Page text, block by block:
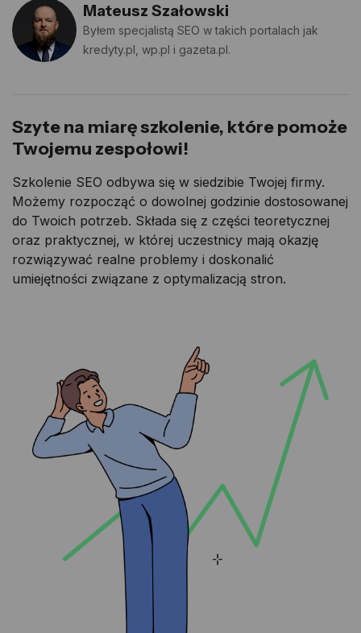
Mateusz Szałowski
Byłem specjalistą SEO w takich portalach jak
kredyty.pl, wp.pl i gazeta.pl.
Szyte na miarę szkolenie, które pomoże
Twojemu zespołowi!
Szkolenie SEO odbywa się w siedzibie Twojej firmy.
Możemy rozpocząć o dowolnej godzinie dostosowanej
do Twoich potrzeb. Składa się z części teoretycznej
oraz praktycznej, w której uczestnicy mają okazję
rozwiązywać realne problemy i doskonalić
umiejętności związane z optymalizacją stron.